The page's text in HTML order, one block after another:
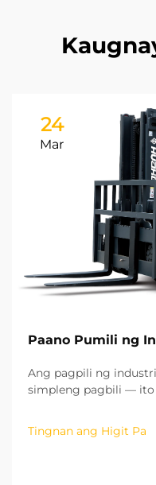
24
Mar
Paano Pumili ng
Ang pagpili ng
simpleng pagbili — ito
operasyon, sa gastos
operasyon, at sa
Tingnan ang Higit Pa